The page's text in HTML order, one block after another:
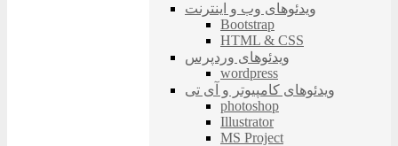
ویدئوهای وب و اینترنت
Bootstrap
HTML & CSS
ویدئوهای وردپرس
wordpress
ویدئوهای کامپیوتر و آی تی
photoshop
Illustrator
MS Project